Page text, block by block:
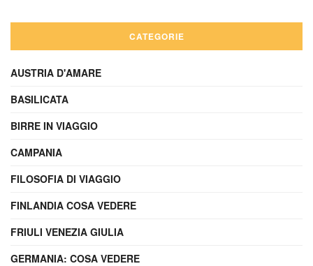
CATEGORIE
AUSTRIA D'AMARE
BASILICATA
BIRRE IN VIAGGIO
CAMPANIA
FILOSOFIA DI VIAGGIO
FINLANDIA COSA VEDERE
FRIULI VENEZIA GIULIA
GERMANIA: COSA VEDERE